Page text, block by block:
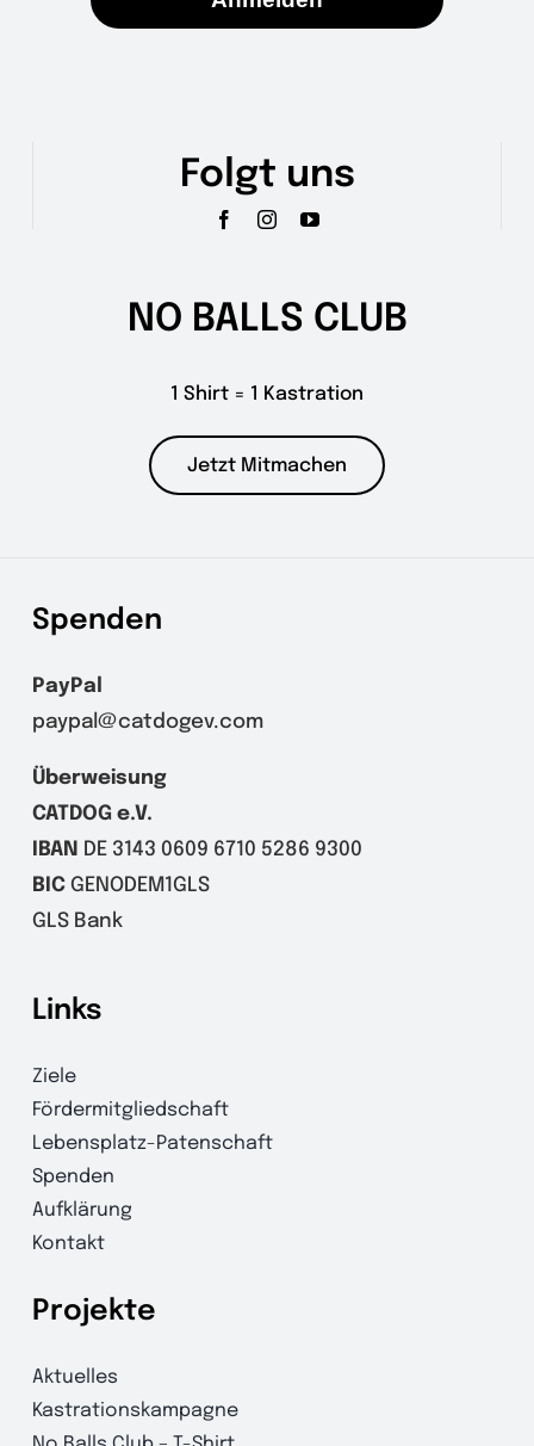
Folgt uns
NO BALLS CLUB
1 Shirt = 1 Kastration
Jetzt Mitmachen
Spenden
PayPal
paypal@catdogev.com
Überweisung
CATDOG e.V.
IBAN
DE 3143 0609 6710 5286 9300
BICGENODEM1GLS
GLS Bank
Links
Ziele
Fördermitgliedschaft
Lebensplatz-Patenschaft
Spenden
Aufklärung
Kontakt
Projekte
Aktuelles
Kastrationskampagne